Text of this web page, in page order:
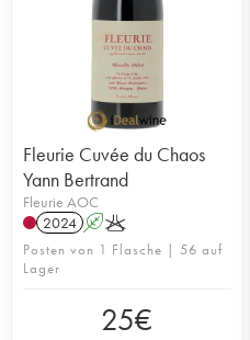
Fleurie Cuvée du Chaos
Yann Bertrand
Fleurie AOC
2024 AK
Posten von 1 Flasche | 56 auf
Lager
25€